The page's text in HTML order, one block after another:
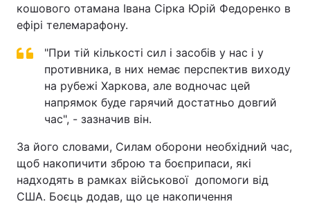
кошового отамана Івана Сірка Юрій Федоренко в
ефірі телемарафону.
"При тій кількості сил і засобів у нас і у
противника, в них немає перспектив виходу
на рубежі Харкова, але водночас цей
напрямок буде гарячий достатньо довгий
час", - зазначив він.
За його словами, Силам оборони необхідний час,
щоб накопичити зброю та боєприпаси, які
надходять в рамках військової допомоги від
США. Боєць додав, що це накопичення